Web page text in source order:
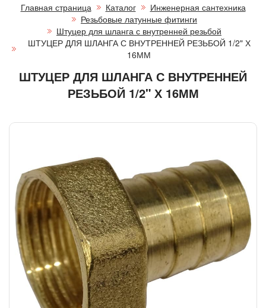
Главная страница Каталог
Инженерная сантехника
Резьбовые латунные фитинги
Штуцер для шланга с внутренней резьбой
ШТУЦЕР ДЛЯ ШЛАНГА С ВНУТРЕННЕЙ РЕЗЬБОЙ 1/2" Х
16ММ
ШТУЦЕР ДЛЯ ШЛАНГА С ВНУТРЕННЕЙ
РЕЗЬБОЙ 1/2" Х 16ММ